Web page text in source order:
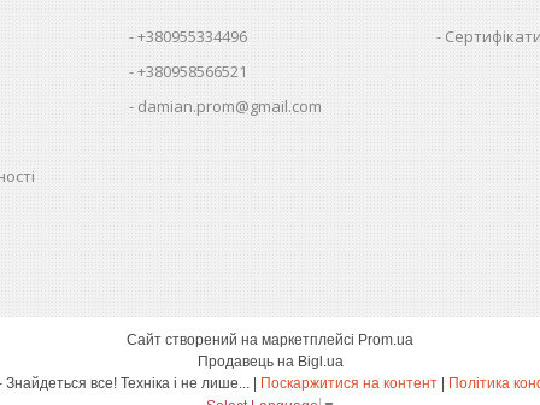
+380955334496
+380958566521
damian.prom@gmail.com
Сайт створений на маркетплейсі Prom.ua
Продавець на Bigl.ua
Поскаржитися на контент
Політика